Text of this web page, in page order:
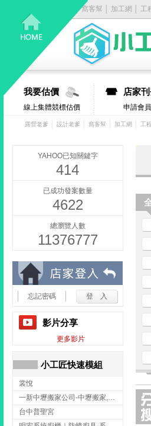
居
家
大
小
事，
找
它
有
丿
步-
小
匠
家
事
│窩客幫 加工網 工
我要估價
線上集體競標估價
店家
申請會員
露營老爹 設計老爹 窩客幫 加工網│ 工
YAHOO已知關鍵字
414
已成功發案數量
4622
總瀏覽人數
11376777
忘記密碼
影片分享
更多影片
小工匠快速模組
裳悅
一新中壢搬家公司-中壢搬家,中壢搬家公司推薦,桃園搬家推薦,桃園搬家公司
台中普聖宮